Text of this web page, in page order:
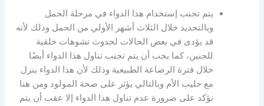
يتم تجنب إستخدام هذا الدواء في مرحلة الحمل
وبالتحديد خلال الثلاث أشهر الأولي من الحمل وذلك لأنه
قد يؤدى في بعض الحالات لحدوث تشوهات خلقية
للجنين، كما يجب أن يتم تجنب تناول هذا الدواء أيضًا
خلال فترة الرضاعة الطبيعية وذلك لأن هذا الدواء ينزل
مع حليب الأم وبالتالي يؤثر على صحة المولود ومن هنا
نؤكد على ضرورة عدم تناول هذا الدواء إلا عقب أن يتم